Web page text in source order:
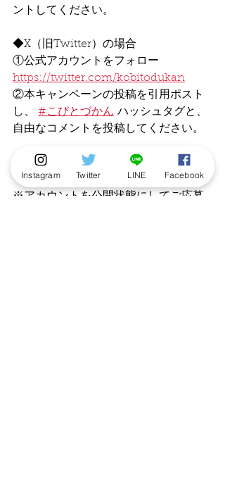
ントしてください。
◆X（旧Twitter）の場合
①公式アカウントをフォロー
https://twitter.com/kobitodukan
②本キャンペーンの投稿を引用ポスト
し、 #こびとづかん ハッシュタグと、
自由なコメントを投稿してください。
締切は2026年4月26日（日）。
※アカウントを公開状態にしてご応募
Instagram Twitter LINE Facebook